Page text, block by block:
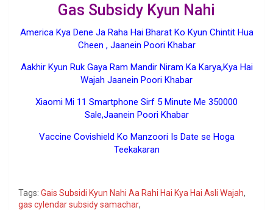
Gas Subsidy Kyun Nahi
America Kya Dene Ja Raha Hai Bharat Ko Kyun Chintit Hua
Cheen , Jaanein Poori Khabar
Aakhir Kyun Ruk Gaya Ram Mandir Niram Ka Karya,Kya Hai
Wajah Jaanein Poori Khabar
Xiaomi Mi 11 Smartphone Sirf 5 Minute Me 350000
Sale,Jaanein Poori Khabar
Vaccine Covishield Ko Manzoori Is Date se Hoga
Teekakaran
Tags: Gais Subsidi Kyun Nahi Aa Rahi Hai Kya Hai Asli Wajah,
gas cylendar subsidy samachar,